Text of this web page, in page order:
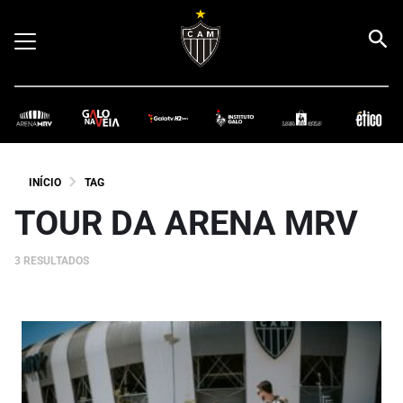
INÍCIO TAG
TOUR DA ARENA MRV
3 RESULTADOS